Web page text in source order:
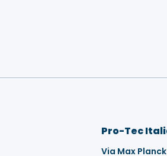
Pro-Tec
Via Max Planck